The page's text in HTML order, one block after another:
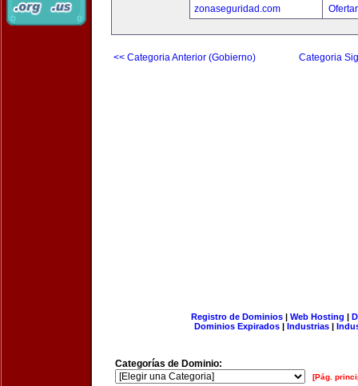
zonaseguridad.com
<< Categoria Anterior (Gobierno) Categoria
Registro de Dominios| Web Hosting |
Dominios Expirados | Industrias |
Categorías de Dominio:
[Pág.